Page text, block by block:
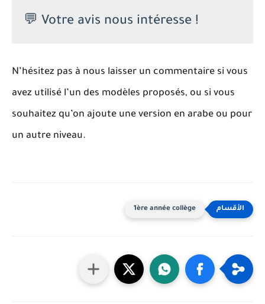
💬 Votre avis nous intéresse !
N’hésitez pas à nous laisser un commentaire si vous
avez utilisé l’un des modèles proposés, ou si vous
souhaitez qu’on ajoute une version en arabe ou pour
un autre niveau.
1ère année collège